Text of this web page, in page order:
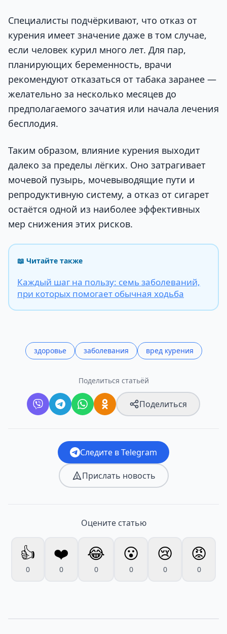
Специалисты подчёркивают, что отказ от
курения имеет значение даже в том случае,
если человек курил много лет. Для пар,
планирующих беременность, врачи
рекомендуют отказаться от табака заранее —
желательно за несколько месяцев до
предполагаемого зачатия или начала лечения
бесплодия.
Таким образом, влияние курения выходит
далеко за пределы лёгких. Оно затрагивает
мочевой пузырь, мочевыводящие пути и
репродуктивную систему, а отказ от сигарет
остаётся одной из наиболее эффективных
мер снижения этих рисков.
📖 Читайте также
Каждый шаг на пользу: семь заболеваний,
при которых помогает обычная ходьба
здоровье заболевания вред курения
Поделиться статьёй
Поделиться
Следите в Telegram
Прислать новость
Оцените статью
👍
0
❤️
0
😂
0
😮
0
😢
0
😡
0